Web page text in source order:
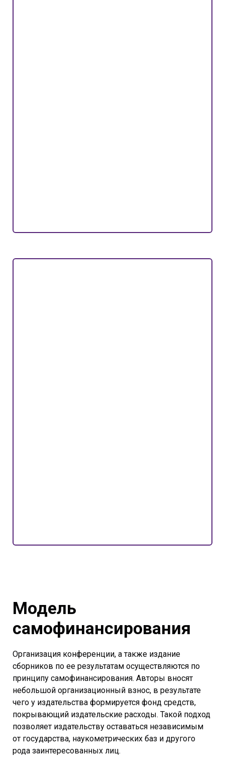
Модель
самофинансирования
Организация конференции, а также издание
сборников по ее результатам осуществляются по
принципу самофинансирования. Авторы вносят
небольшой организационный взнос, в результате
чего у издательства формируется фонд средств,
покрывающий издательские расходы. Такой подход
позволяет издательству оставаться независимым
от государства, наукометрических баз и другого
рода заинтересованных лиц.